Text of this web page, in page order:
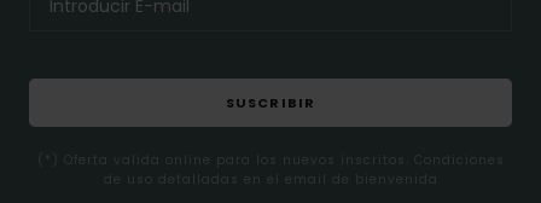
SUSCRIBIR
(*) Oferta valida online para los nuevos inscritos. Condiciones
de uso detalladas en el email de bienvenida